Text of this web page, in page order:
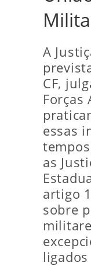
A
CF,
Forças
essas
as
artigo
sobre